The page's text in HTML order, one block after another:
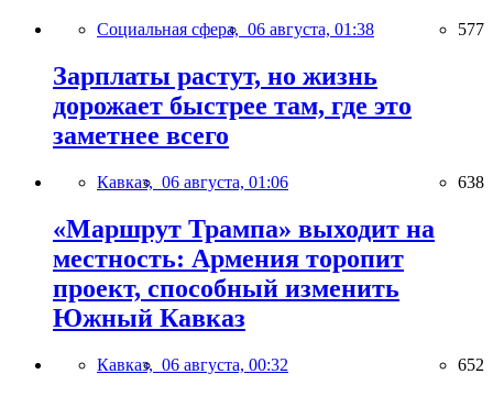
Социальная сфера, 06 августа, 01:38 577
Зарплаты растут, но жизнь
дорожает быстрее там, где это
заметнее всего
Кавказ, 06 августа, 01:06 638
«Маршрут Трампа» выходит на
местность: Армения торопит
проект, способный изменить
Южный Кавказ
Кавказ, 06 августа, 00:32 652